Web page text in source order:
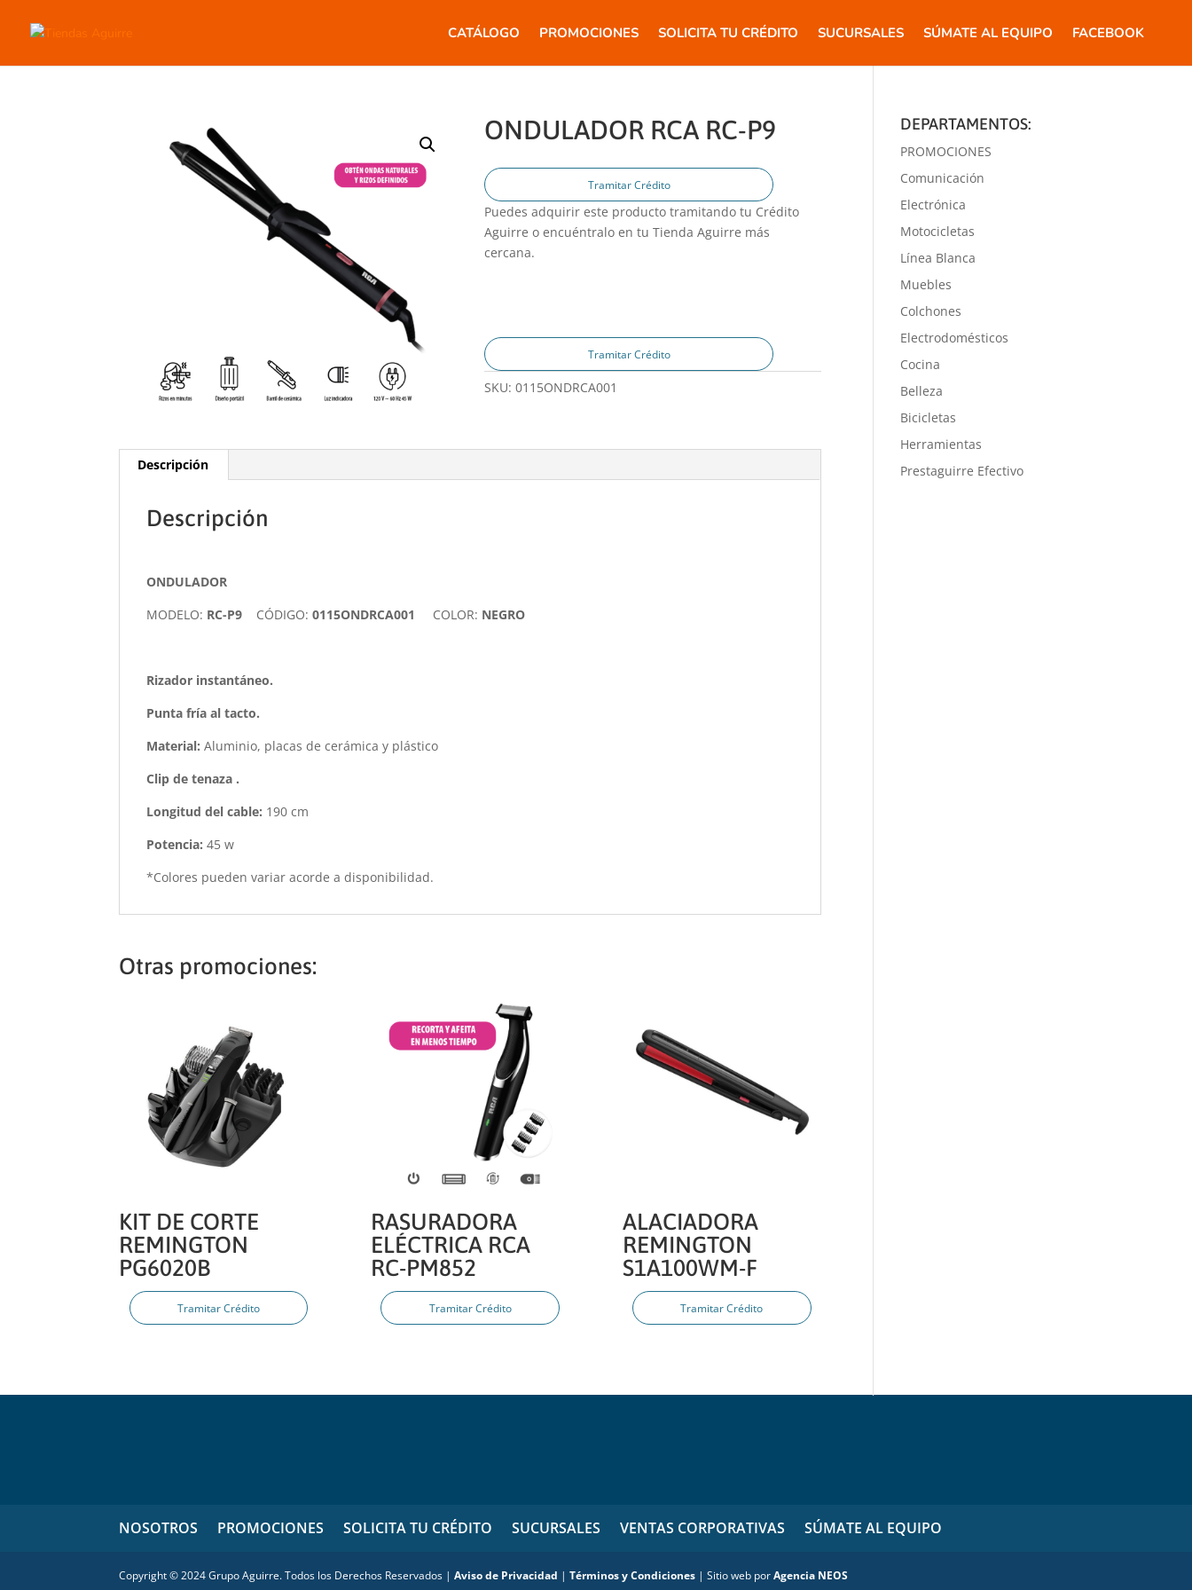
CATÁLOGO PROMOCIONES SOLICITA TU CRÉDITO SUCURSALES SÚMATE AL EQUIPO FACEBOOK
ONDULADOR RCA RC-P9
Tramitar Crédito
Puedes adquirir este producto tramitando tu Crédito
Aguirre o encuéntralo en tu Tienda Aguirre más
cercana.
Tramitar Crédito
SKU:0115ONDRCA001
Descripción
Descripción
ONDULADOR
MODELO: RC-P9 CÓDIGO:0115ONDRCA001 COLOR: NEGRO
Rizador instantáneo.
Punta fría al tacto.
Material:Aluminio, placas de cerámica y plástico
Clip de tenaza .
Longitud del cable: 190 cm
Potencia:45 w
*Colores pueden variar acorde a disponibilidad.
Otras promociones:
KIT DE CORTE
REMINGTON
PG6020B
Tramitar Crédito
RASURADORA
ELÉCTRICA RCA
RC-PM852
Tramitar Crédito
ALACIADORA
REMINGTON
S1A100WM-F
Tramitar Crédito
DEPARTAMENTOS:
PROMOCIONES
Comunicación
Electrónica
Motocicletas
Línea Blanca
Muebles
Colchones
Electrodomésticos
Cocina
Belleza
Bicicletas
Herramientas
Prestaguirre Efectivo
NOSOTROS PROMOCIONES SOLICITA TU CRÉDITO SUCURSALES VENTAS CORPORATIVAS SÚMATE AL EQUIPO
Copyright © 2024 Grupo Aguirre. Todos los Derechos Reservados |Aviso de Privacidad |Términos y Condiciones | Sitio web porAgencia NEOS